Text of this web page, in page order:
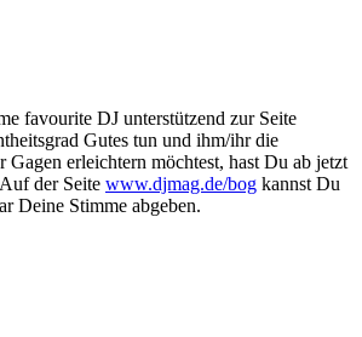
favourite DJ unterstützend zur Seite
Gutes tun und ihm/ihr die
Gagen erleichtern möchtest, hast Du ab jetzt
der Seite www.djmag.de/bog kannst Du
Deine Stimme abgeben.